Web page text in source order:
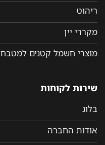
ריהוט
מקררי יין
מוצרי חשמל קטנים למטבח
שירות לקוחות
בלוג
אודות החברה